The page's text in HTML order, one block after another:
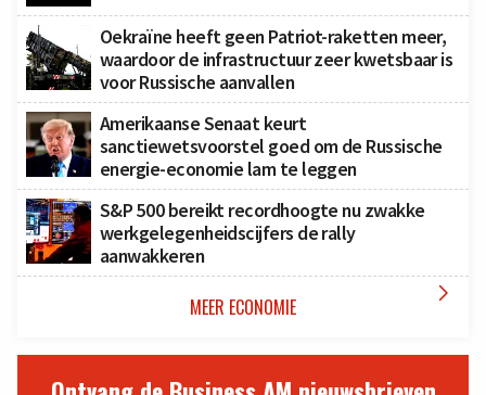
Oekraïne heeft geen Patriot-raketten meer,
waardoor de infrastructuur zeer kwetsbaar is
voor Russische aanvallen
Amerikaanse Senaat keurt
sanctiewetsvoorstel goed om de Russische
energie-economie lam te leggen
S&P 500 bereikt recordhoogte nu zwakke
werkgelegenheidscijfers de rally
aanwakkeren
MEER ECONOMIE 